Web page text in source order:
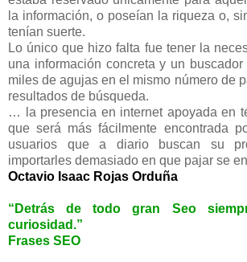
la información, o poseían la riqueza o,
tenían suerte.
Lo único que hizo falta fue tener la
una información concreta y un
miles de agujas en el mismo número de
resultados de búsqueda.
… la presencia en internet apoyada en
que será más fácilmente encontrada
usuarios que a diario buscan su
importarles demasiado en que pajar se
Octavio Isaac Rojas Orduña
“Detrás de todo gran Seo
curiosidad.”
Frases SEO